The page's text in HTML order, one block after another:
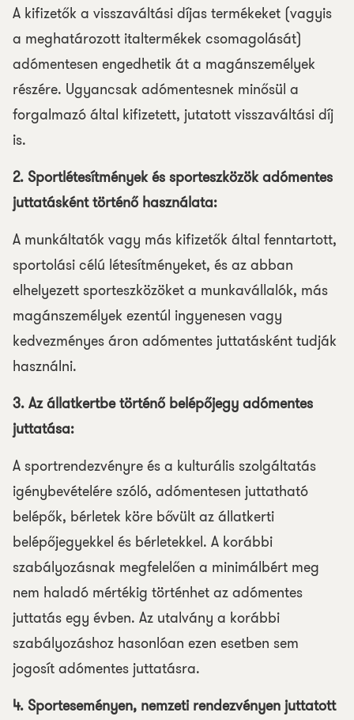
A kifizetők a visszaváltási díjas termékeket (vagyis
a meghatározott italtermékek csomagolását)
adómentesen engedhetik át a magánszemélyek
részére. Ugyancsak adómentesnek minősül a
forgalmazó által kifizetett, jutatott visszaváltási díj
is.
2. Sportlétesítmények és sporteszközök adómentes
juttatásként történő használata:
A munkáltatók vagy más kifizetők által fenntartott,
sportolási célú létesítményeket, és az abban
elhelyezett sporteszközöket a munkavállalók, más
magánszemélyek ezentúl ingyenesen vagy
kedvezményes áron adómentes juttatásként tudják
használni.
3. Az állatkertbe történő belépőjegy adómentes
juttatása:
A sportrendezvényre és a kulturális szolgáltatás
igénybevételére szóló, adómentesen juttatható
belépők, bérletek köre bővült az állatkerti
belépőjegyekkel és bérletekkel. A korábbi
szabályozásnak megfelelően a minimálbért meg
nem haladó mértékig történhet az adómentes
juttatás egy évben. Az utalvány a korábbi
szabályozáshoz hasonlóan ezen esetben sem
jogosít adómentes juttatásra.
4. Sporteseményen, nemzeti rendezvényen juttatott